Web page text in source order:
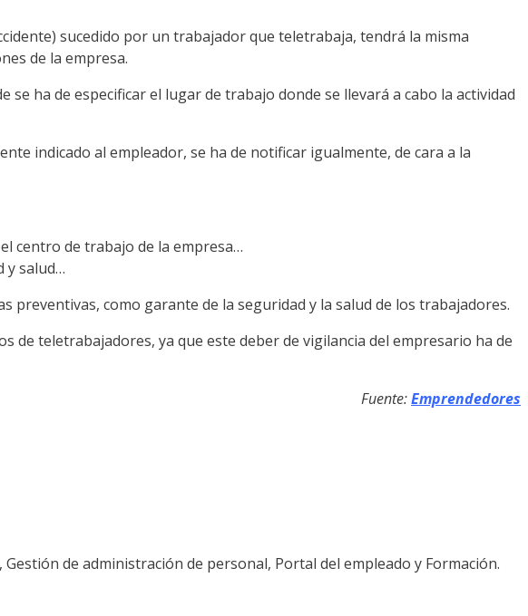
sucedido por un trabajador que teletrabaja, tendrá la misma
de la empresa.
ha de especificar el lugar de trabajo donde se llevará a cabo la actividad
indicado al empleador, se ha de notificar igualmente, de cara a la
centro de trabajo de la empresa…
y salud…
preventivas, como garante de la seguridad y la salud de los trabajadores.
de teletrabajadores, ya que este deber de vigilancia del empresario ha de
Fuente:Emprendedores
de administración de personal, Portal del empleado y Formación.